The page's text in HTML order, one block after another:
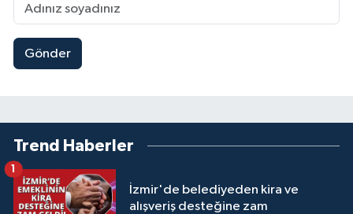
Gönder
Trend Haberler
İzmir'de belediyeden kira ve
alışveriş desteğine zam
1